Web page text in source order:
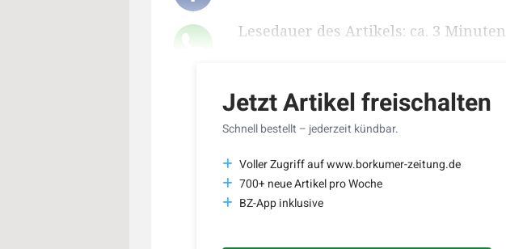
Lesedauer des Artikels: ca. 3 Minuten
Jetzt Artikel freischalten
Schnell bestellt – jederzeit kündbar.
Voller Zugriff auf www.borkumer-zeitung.de
700+ neue Artikel pro Woche
BZ-App inklusive